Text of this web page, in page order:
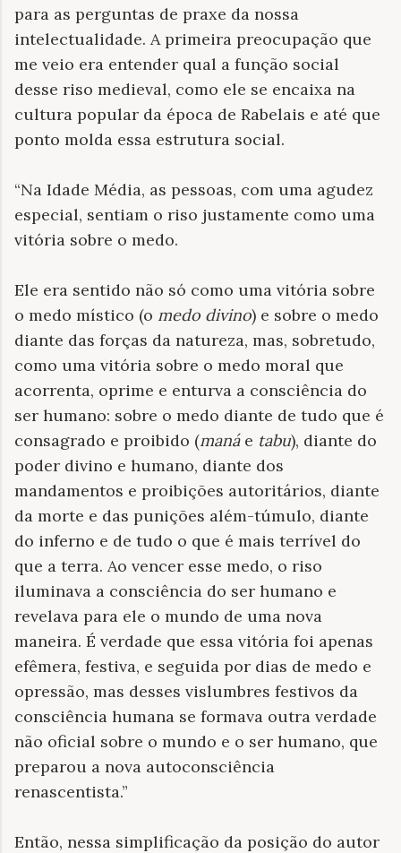
para as perguntas de praxe da nossa
intelectualidade. A primeira preocupação que
me veio era entender qual a função social
desse riso medieval, como ele se encaixa na
cultura popular da época de Rabelais e até que
ponto molda essa estrutura social.
“Na Idade Média, as pessoas, com uma agudez
especial, sentiam o riso justamente como uma
vitória sobre o medo.
Ele era sentido não só como uma vitória sobre
o medo místico (o medo divino) e sobre o medo
diante das forças da natureza, mas, sobretudo,
como uma vitória sobre o medo moral que
acorrenta, oprime e enturva a consciência do
ser humano: sobre o medo diante de tudo que é
consagrado e proibido (manáe tabu), diante do
poder divino e humano, diante dos
mandamentos e proibições autoritários, diante
da morte e das punições além-túmulo, diante
do inferno e de tudo o que é mais terrível do
que a terra. Ao vencer esse medo, o riso
iluminava a consciência do ser humano e
revelava para ele o mundo de uma nova
maneira. É verdade que essa vitória foi apenas
efêmera, festiva, e seguida por dias de medo e
opressão, mas desses vislumbres festivos da
consciência humana se formava outra verdade
não oficial sobre o mundo e o ser humano, que
preparou a nova autoconsciência
renascentista.”
Então, nessa simplificação da posição do autor